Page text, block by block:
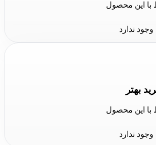
کالا عمران درباره این
SYSTEM PRIME CART RED
حساس است. ظرفیت 37 لیتر، فضای تقسیم‌بندی داخلی و
با این محصول
ندارد
بهتر
با این محصول
ندارد